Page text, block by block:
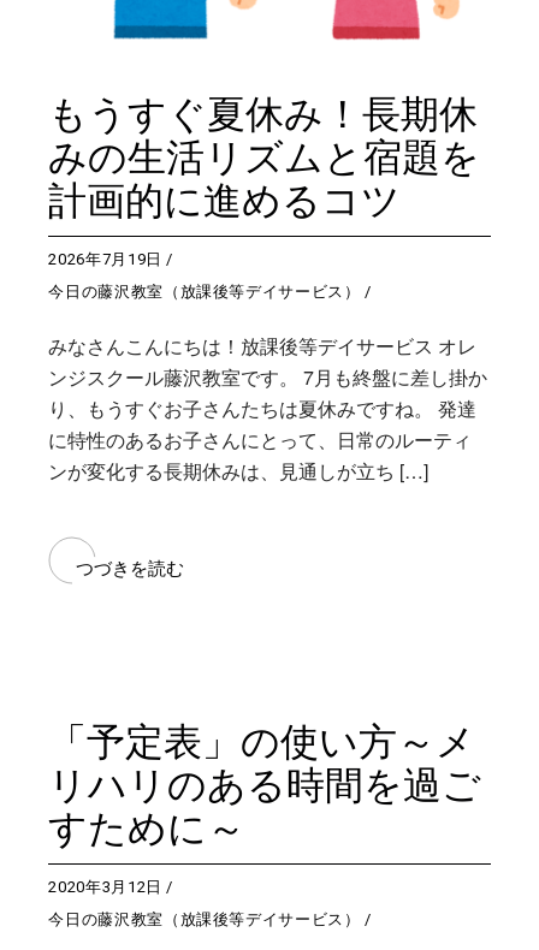
もうすぐ夏休み！長期休
みの生活リズムと宿題を
計画的に進めるコツ
2026年7月19日
今日の藤沢教室（放課後等デイサービス）
みなさんこんにちは！放課後等デイサービス オレ
ンジスクール藤沢教室です。 7月も終盤に差し掛か
り、もうすぐお子さんたちは夏休みですね。 発達
に特性のあるお子さんにとって、日常のルーティ
ンが変化する長期休みは、見通しが立ち […]
つづきを読む
「予定表」の使い方～メ
リハリのある時間を過ご
すために～
2020年3月12日
今日の藤沢教室（放課後等デイサービス）